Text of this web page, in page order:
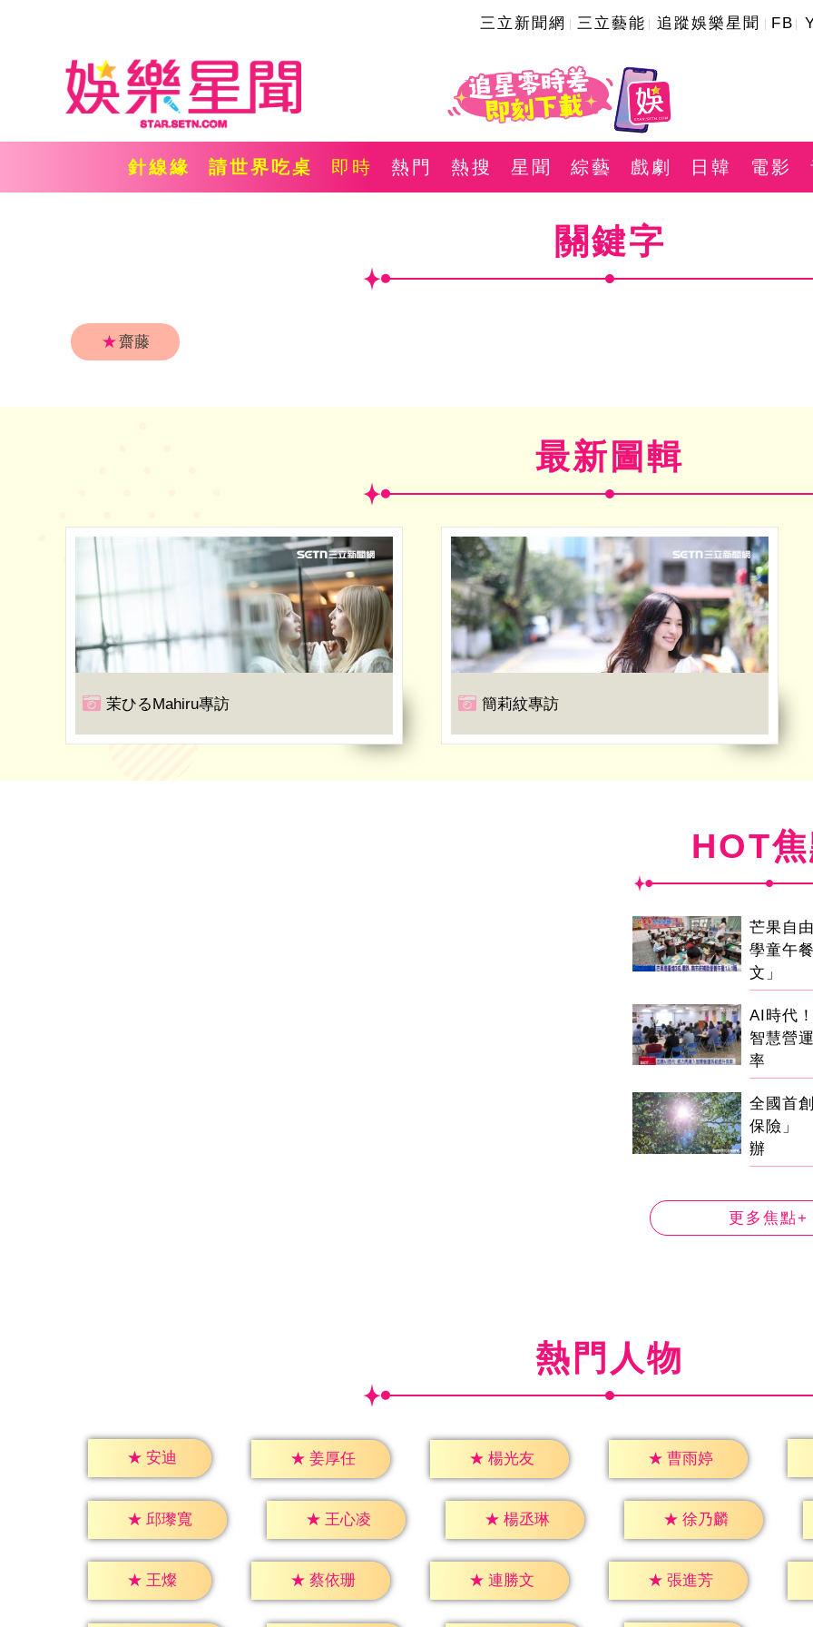
三立新聞網 三立藝能 追蹤娛樂星聞 FB
針線緣 請世界吃桌 即時 熱門 熱搜 星聞 綜藝 戲劇 日韓 電影
關鍵字
★齋藤
最新圖輯
茉ひるMahiru專訪 簡莉紋專訪
HOT
芒果自
學童午
文」
AI時代
智慧營
率
全國首
保險」
辦
更多焦點+
熱門人物
★ 安迪 ★ 姜厚任 ★ 楊光友 ★ 曹雨婷
★ 邱瓈寬 ★ 王心凌 ★ 楊丞琳 ★ 徐乃麟
★ 王燦 ★ 蔡依珊 ★ 連勝文 ★ 張進芳